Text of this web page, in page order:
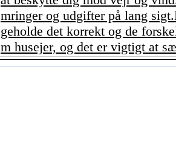
mringer og udgifter på lang
geholde det korrekt og de
m husejer, og det er vigtigt at